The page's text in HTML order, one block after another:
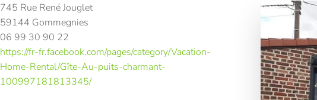
745 Rue René Jouglet
59144 Gommegnies
06 99 30 90 22
https://fr-fr.facebook.com/pages/category/Vacation-
Home-Rental/Gîte-Au-puits-charmant-
100997181813345/